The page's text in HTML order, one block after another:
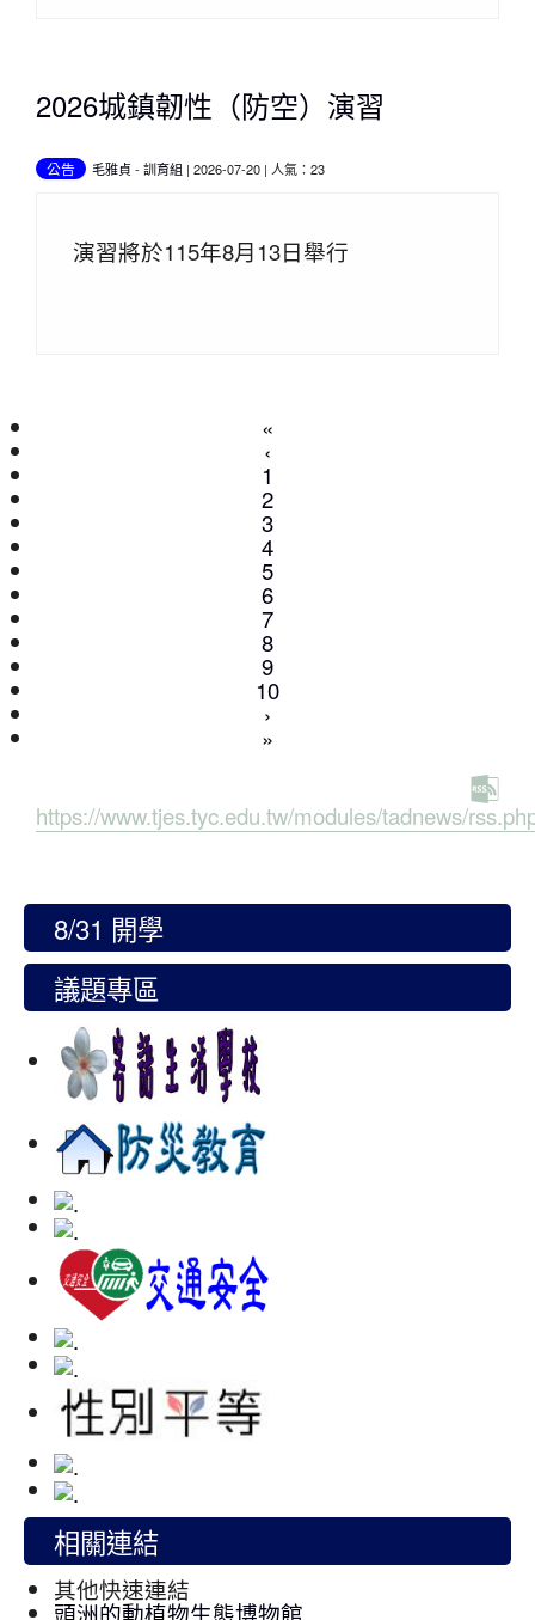
2026城鎮韌性（防空）演習
公告 毛雅貞 - 訓育組 | 2026-07-20 | 人氣：23
演習將於115年8月13日舉行
«
‹
1
2
3
4
5
6
7
8
9
10
›
»
https://www.tjes.tyc.edu.tw/modules/tadnews/
8/31 開學
議題專區
相關連結
其他快速連結
頭洲的動植物生態博物館